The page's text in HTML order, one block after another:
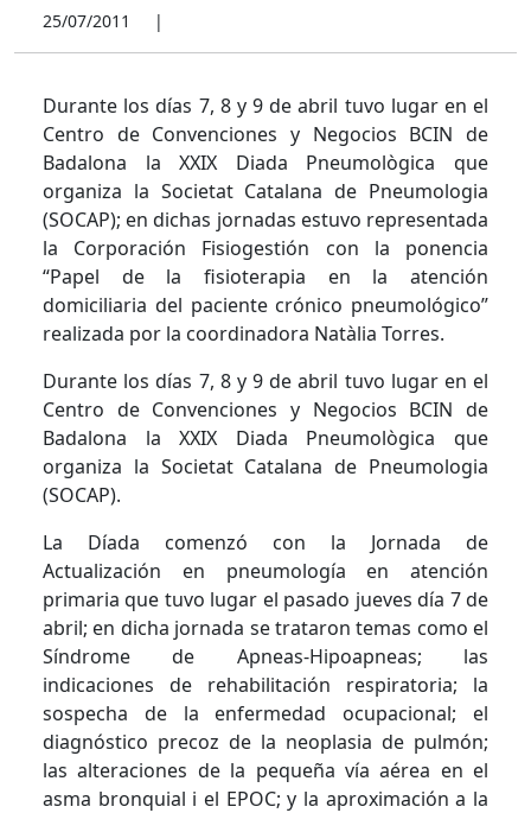
25/07/2011 |
Durante los días 7, 8 y 9 de abril tuvo lugar en el
Centro de Convenciones y Negocios BCIN de
Badalona la XXIX Diada Pneumològica que
organiza la Societat Catalana de Pneumologia
(SOCAP); en dichas jornadas estuvo representada
la Corporación Fisiogestión con la ponencia
“Papel de la fisioterapia en la atención
domiciliaria del paciente crónico pneumológico”
realizada por la coordinadora Natàlia Torres.
Durante los días 7, 8 y 9 de abril tuvo lugar en el
Centro de Convenciones y Negocios BCIN de
Badalona la XXIX Diada Pneumològica que
organiza la Societat Catalana de Pneumologia
(SOCAP).
La Díada comenzó con la Jornada de
Actualización en pneumología en atención
primaria que tuvo lugar el pasado jueves día 7 de
abril; en dicha jornada se trataron temas como el
Síndrome de Apneas-Hipoapneas; las
indicaciones de rehabilitación respiratoria; la
sospecha de la enfermedad ocupacional; el
diagnóstico precoz de la neoplasia de pulmón;
las alteraciones de la pequeña vía aérea en el
asma bronquial i el EPOC; y la aproximación a la